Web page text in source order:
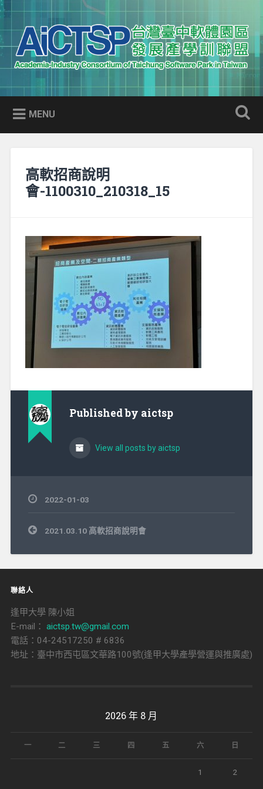
Skip
to
content
Search
AICTSP 台灣臺中軟體園區發展
產學訓聯盟
Academia-Industry Consortium of Taichung Software Park
in Taiwan
MENU
高軟招商說明
會-1100310_210318_15
Published by aictsp
View all posts by aictsp
2022-01-03
文
章
覽
2021.03.10 高軟招商說明會
聯絡人
逢甲大學 陳小姐
E-mail： aictsp.tw@gmail.com
電話：04-24517250 # 6836
地址：臺中市西屯區文華路100號(逢甲大學產學營運與推廣處)
2026 年 8 月
一 二 三 四 五 六 日
1 2